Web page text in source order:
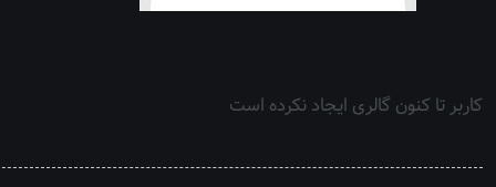
کاربر تا کنون گالری ایجاد نکرده است